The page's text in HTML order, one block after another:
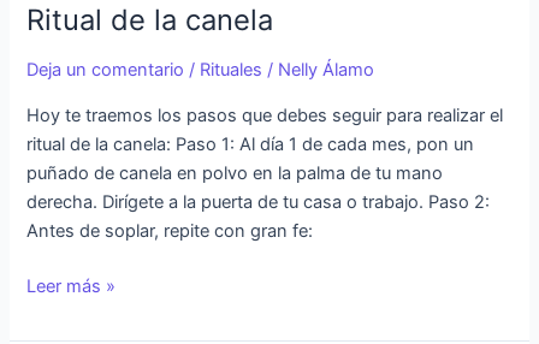
Ritual de la canela
Deja un comentario / Rituales / Nelly Álamo
Hoy te traemos los pasos que debes seguir para realizar el
ritual de la canela: Paso 1: Al día 1 de cada mes, pon un
puñado de canela en polvo en la palma de tu mano
derecha. Dirígete a la puerta de tu casa o trabajo. Paso 2:
Antes de soplar, repite con gran fe:
Leer más »